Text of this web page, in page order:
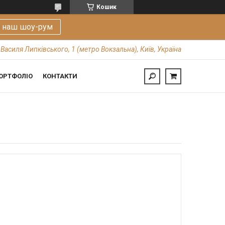
Кошик
наш шоу-рум
Липківського, 1 (метро Вокзальна), Київ, Україна
КОНТАКТИ